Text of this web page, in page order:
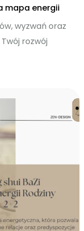
mapa energii
wyzwań oraz
rozwój